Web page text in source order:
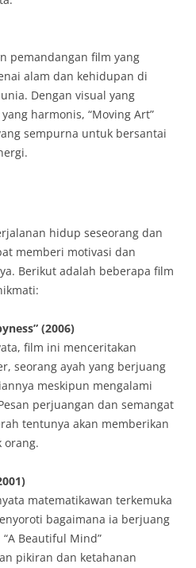
pemandangan film yang
alam dan kehidupan di
Dengan visual yang
harmonis, “Moving Art”
sempurna untuk bersantai
hidup seseorang dan
memberi motivasi dan
Berikut adalah beberapa film
(2006)
film ini menceritakan
seorang ayah yang berjuang
meskipun mengalami
perjuangan dan semangat
tentunya akan memberikan
orang.
matematikawan terkemuka
bagaimana ia berjuang
Beautiful Mind”
pikiran dan ketahanan